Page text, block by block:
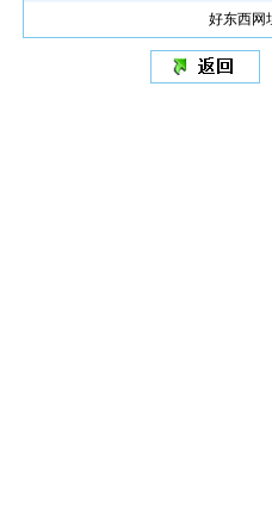
好东西网